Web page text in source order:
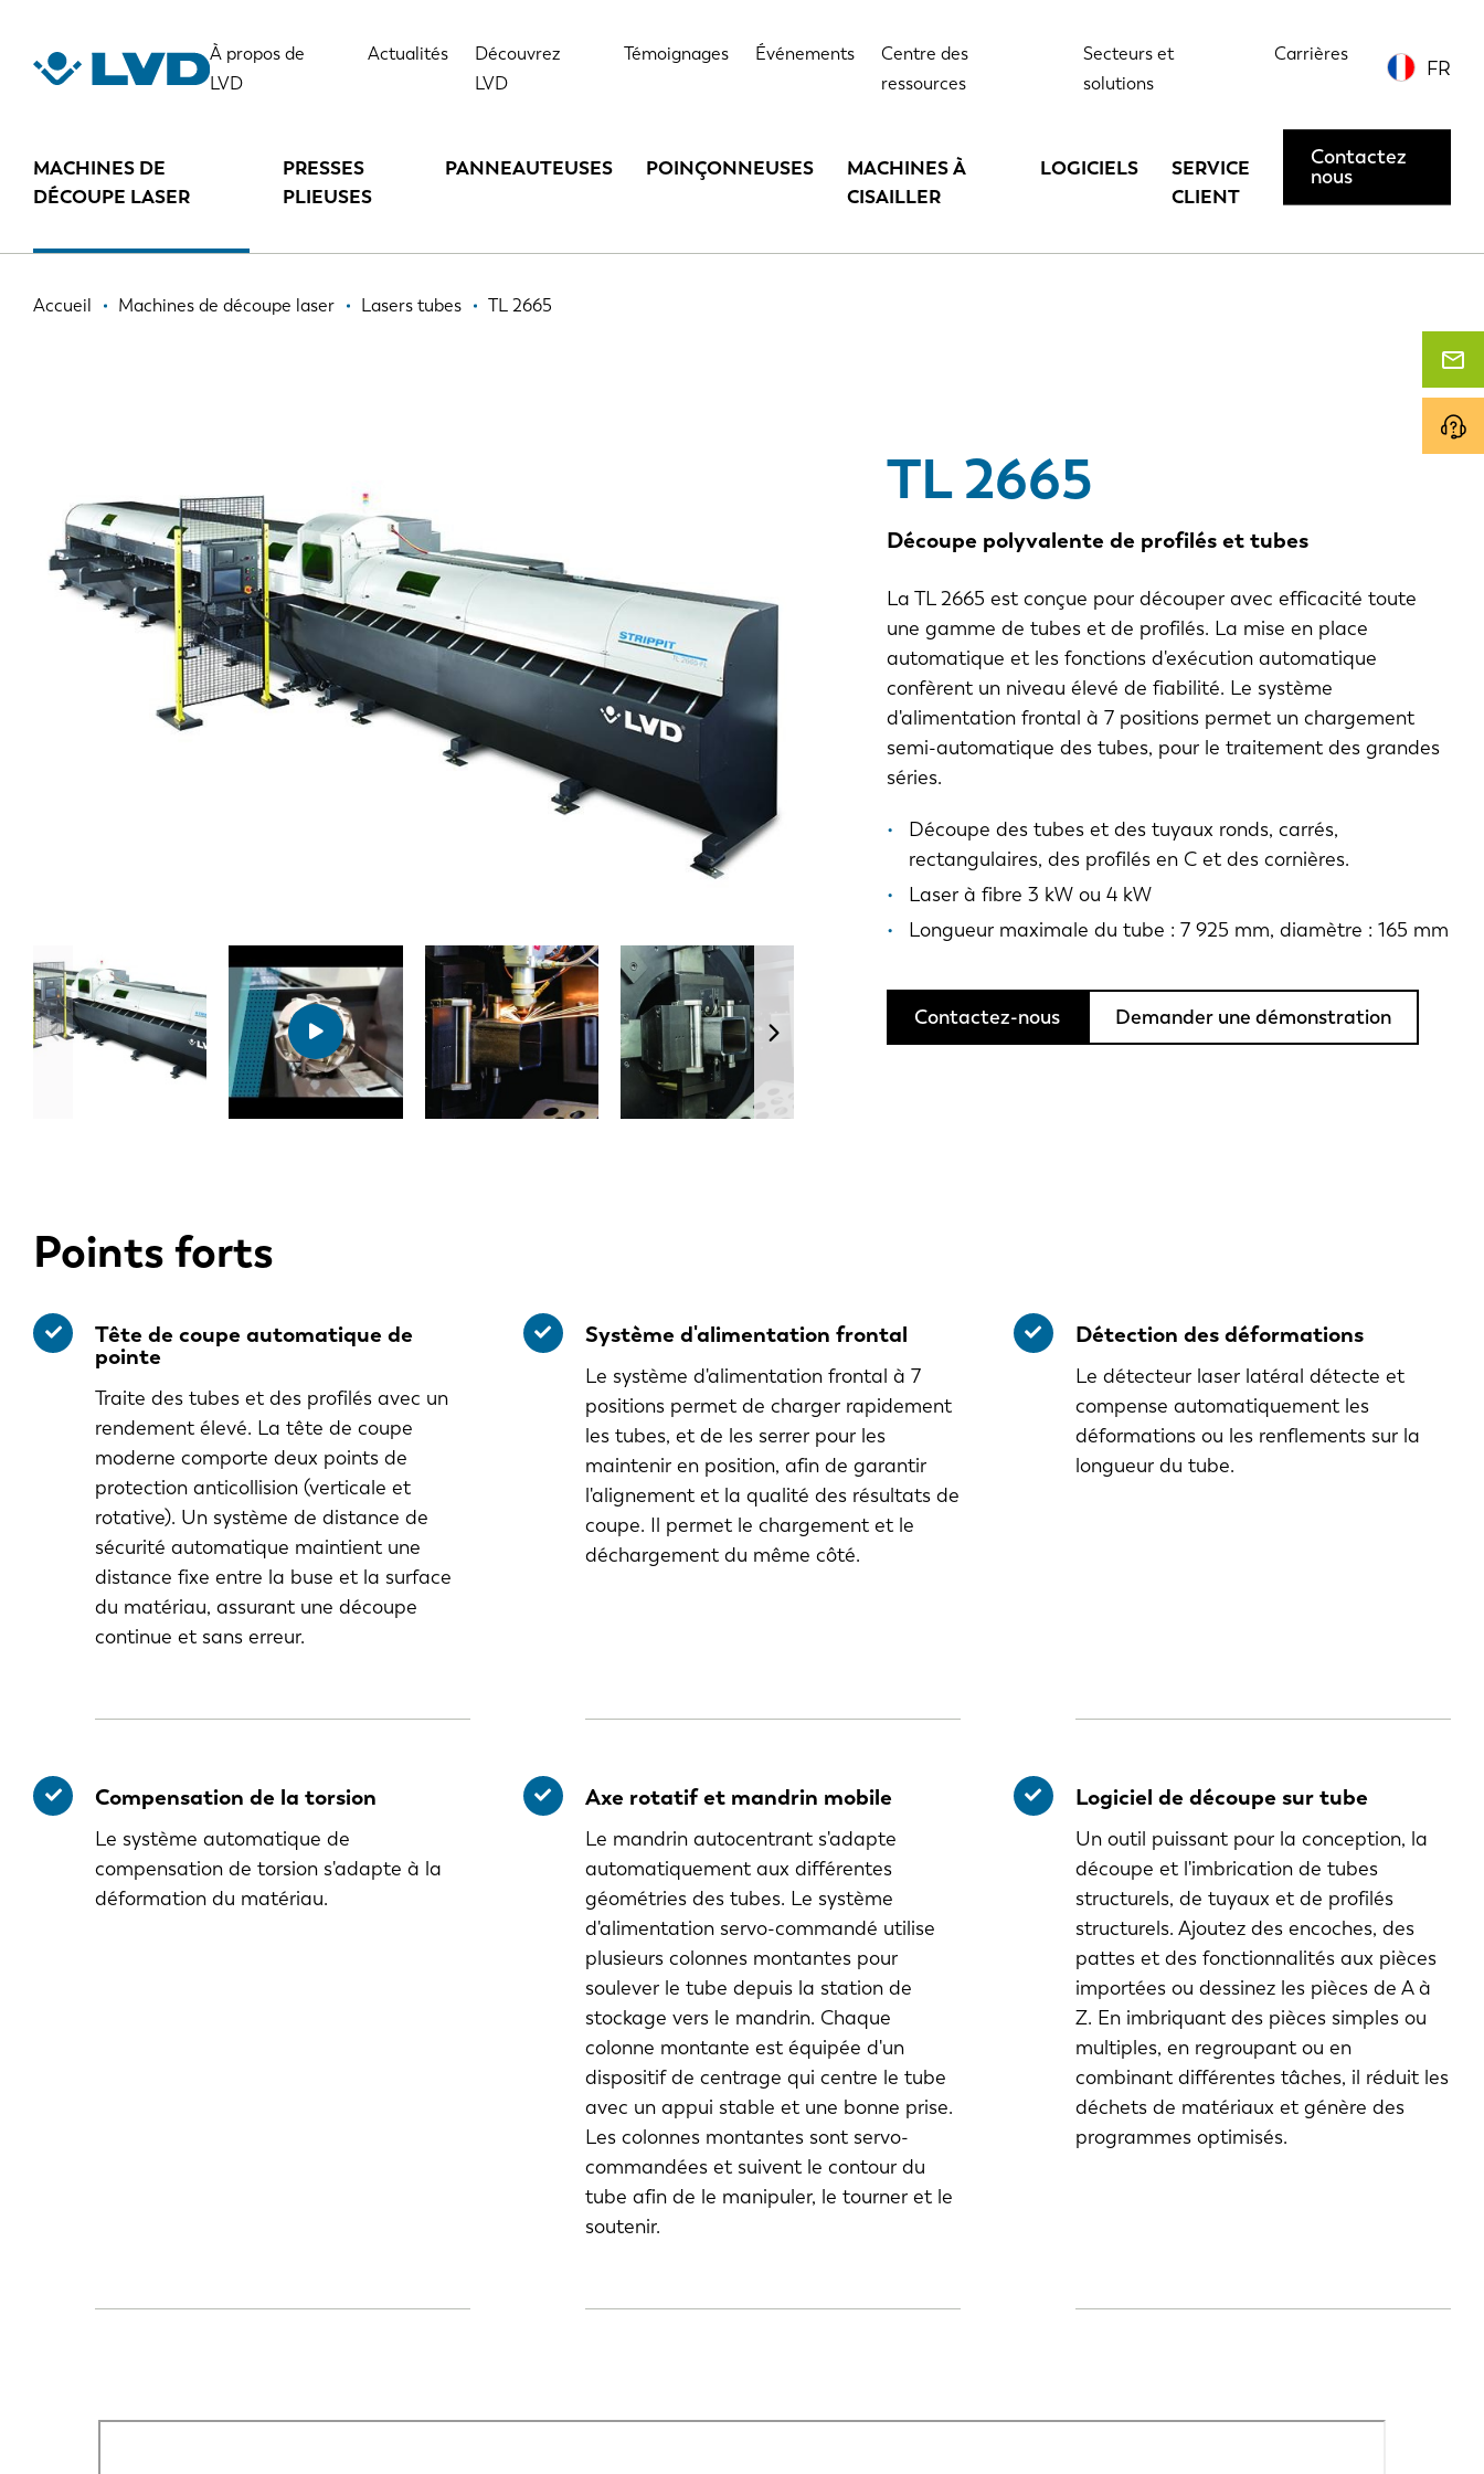
contenu
À propos de
LVD
Actualités
Découvrez
LVD
Témoignages Événements
Centre des
ressources
Secteurs et
solutions
Carrières
FR
MACHINES DE
DÉCOUPE LASER
PRESSES
PLIEUSES
PANNEAUTEUSES POINÇONNEUSES
MACHINES À
CISAILLER
LOGICIELS
SERVICE
CLIENT
Contactez
nous
Fil
Accueil Machines de découpe laser Lasers tubes TL 2665
TL 2665
Découpe polyvalente de profilés et tubes
La TL 2665 est conçue pour découper avec efficacité toute
une gamme de tubes et de profilés. La mise en place
automatique et les fonctions d'exécution automatique
confèrent un niveau élevé de fiabilité. Le système
d'alimentation frontal à 7 positions permet un chargement
semi-automatique des tubes, pour le traitement des grandes
séries.
Découpe des tubes et des tuyaux ronds, carrés,
rectangulaires, des profilés en C et des cornières.
Laser à fibre 3 kW ou 4 kW
Longueur maximale du tube : 7 925 mm, diamètre : 165 mm
Contactez-nous Demander une démonstration
TL 2665 Points forts Données techniques Options Contactez-nous ou demandez une démonstration
Points forts
Tête de coupe automatique de
pointe
Traite des tubes et des profilés avec un
rendement élevé. La tête de coupe
moderne comporte deux points de
protection anticollision (verticale et
rotative). Un système de distance de
sécurité automatique maintient une
distance fixe entre la buse et la surface
du matériau, assurant une découpe
continue et sans erreur.
Système d'alimentation frontal
Le système d'alimentation frontal à 7
positions permet de charger rapidement
les tubes, et de les serrer pour les
maintenir en position, afin de garantir
l'alignement et la qualité des résultats de
coupe. Il permet le chargement et le
déchargement du même côté.
Détection des déformations
Le détecteur laser latéral détecte et
compense automatiquement les
déformations ou les renflements sur la
longueur du tube.
Compensation de la torsion
Le système automatique de
compensation de torsion s'adapte à la
déformation du matériau.
Axe rotatif et mandrin mobile
Le mandrin autocentrant s'adapte
automatiquement aux différentes
géométries des tubes. Le système
d'alimentation servo-commandé utilise
plusieurs colonnes montantes pour
soulever le tube depuis la station de
stockage vers le mandrin. Chaque
colonne montante est équipée d'un
dispositif de centrage qui centre le tube
avec un appui stable et une bonne prise.
Les colonnes montantes sont servo-
commandées et suivent le contour du
tube afin de le manipuler, le tourner et le
soutenir.
Logiciel de découpe sur tube
Un outil puissant pour la conception, la
découpe et l'imbrication de tubes
structurels, de tuyaux et de profilés
structurels. Ajoutez des encoches, des
pattes et des fonctionnalités aux pièces
importées ou dessinez les pièces de A à
Z. En imbriquant des pièces simples ou
multiples, en regroupant ou en
combinant différentes tâches, il réduit les
déchets de matériaux et génère des
programmes optimisés.